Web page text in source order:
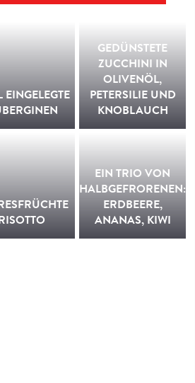
EINGELEGTE
GEDÜNSTETE
ZUCCHINI IN
OLIVENÖL,
PETERSILIE UND
KNOBLAUCH
EIN TRIO VON
HALBGEFRORENEN:
ERDBEERE,
ANANAS, KIWI